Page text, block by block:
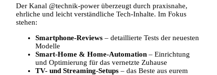
Der Kanal @technik-power überzeugt durch praxisnahe,
ehrliche und leicht verständliche Tech-Inhalte. Im Fokus
stehen:
Smartphone-Reviews – detaillierte Tests der neuesten
Modelle
Smart-Home & Home-Automation – Einrichtung
und Optimierung für das vernetzte Zuhause
TV- und Streaming-Setups – das Beste aus eurem